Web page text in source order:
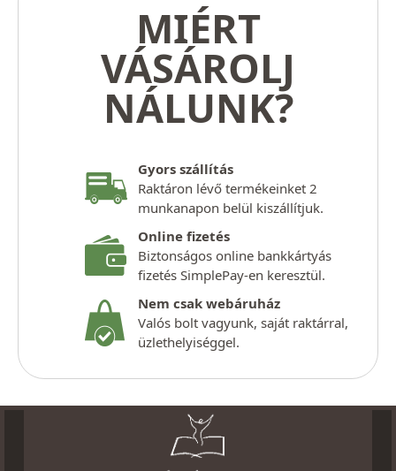
MIÉRT
VÁSÁROLJ
NÁLUNK?
Gyors szállítás
Raktáron lévő termékeinket 2
munkanapon belül kiszállítjuk.
Online fizetés
Biztonságos online bankkártyás
fizetés SimplePay-en keresztül.
Nem csak webáruház
Valós bolt vagyunk, saját raktárral,
üzlethelyiséggel.